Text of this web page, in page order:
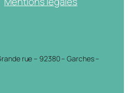
rue – 92380 – Garches –